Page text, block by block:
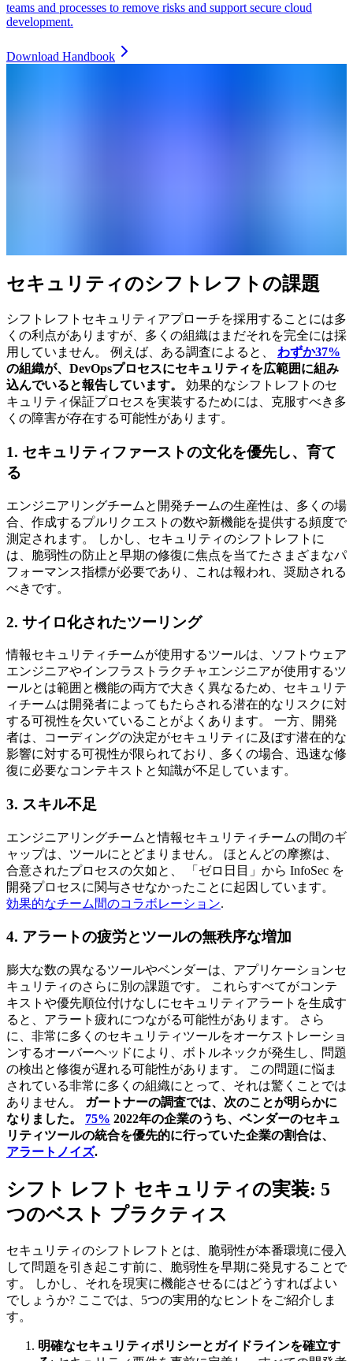
teams and processes to remove risks and support secure cloud
development.
Download Handbook
セキュリティのシフトレフトの課題
シフトレフトセキュリティアプローチを採用することには多
くの利点がありますが、多くの組織はまだそれを完全には採
用していません。 例えば、ある調査によると、
わずか37%
の組織が、DevOpsプロセスにセキュリティを広範囲に組み
込んでいると報告しています。 効果的なシフトレフトのセ
キュリティ保証プロセスを実装するためには、克服すべき多
くの障害が存在する可能性があります。
1. セキュリティファーストの文化を優先し、育て
る
エンジニアリングチームと開発チームの生産性は、多くの場
合、作成するプルリクエストの数や新機能を提供する頻度で
測定されます。 しかし、セキュリティのシフトレフトに
は、脆弱性の防止と早期の修復に焦点を当てたさまざまなパ
フォーマンス指標が必要であり、これは報われ、奨励される
べきです。
2. サイロ化されたツーリング
情報セキュリティチームが使用するツールは、ソフトウェア
エンジニアやインフラストラクチャエンジニアが使用するツ
ールとは範囲と機能の両方で大きく異なるため、セキュリテ
ィチームは開発者によってもたらされる潜在的なリスクに対
する可視性を欠いていることがよくあります。 一方、開発
者は、コーディングの決定がセキュリティに及ぼす潜在的な
影響に対する可視性が限られており、多くの場合、迅速な修
復に必要なコンテキストと知識が不足しています。
3. スキル不足
エンジニアリングチームと情報セキュリティチームの間のギ
ャップは、ツールにとどまりません。 ほとんどの摩擦は、
合意されたプロセスの欠如と、 「ゼロ日目」から InfoSec を
開発プロセスに関与させなかったことに起因しています。
効果的なチーム間のコラボレーション.
4. アラートの疲労とツールの無秩序な増加
膨大な数の異なるツールやベンダーは、アプリケーションセ
キュリティのさらに別の課題です。 これらすべてがコンテ
キストや優先順位付けなしにセキュリティアラートを生成す
ると、アラート疲れにつながる可能性があります。 さら
に、非常に多くのセキュリティツールをオーケストレーショ
ンするオーバーヘッドにより、ボトルネックが発生し、問題
の検出と修復が遅れる可能性があります。 この問題に悩ま
されている非常に多くの組織にとって、それは驚くことでは
ありません。
ガートナーの調査では、次のことが明らかに
なりました。 75% 2022年の企業のうち、ベンダーのセキュ
リティツールの統合を優先的に行っていた企業の割合は、
アラートノイズ.
シフト レフト セキュリティの実装: 5
つのベスト プラクティス
セキュリティのシフトレフトとは、脆弱性が本番環境に侵入
して問題を引き起こす前に、脆弱性を早期に発見することで
す。 しかし、それを現実に機能させるにはどうすればよい
でしょうか? ここでは、5つの実用的なヒントをご紹介しま
す。
明確なセキュリティポリシーとガイドラインを確立す